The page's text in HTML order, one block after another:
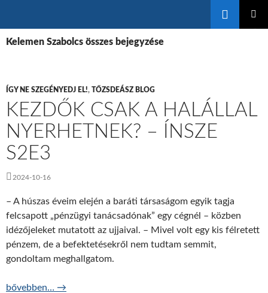
A
Kelemen Szabolcs összes bejegyzése
ÍGY NE SZEGÉNYEDJ EL!, TŐZSDEÁSZ BLOG
KEZDŐK CSAK A HALÁLLAL
NYERHETNEK? – ÍNSZE
S2E3
2024-10-16
– A húszas éveim elején a baráti társaságom egyik tagja
felcsapott „pénzügyi tanácsadónak” egy cégnél – közben
idézőjeleket mutatott az ujjaival. – Mivel volt egy kis félretett
pénzem, de a befektetésekről nem tudtam semmit,
gondoltam meghallgatom.
Kezdők csak a halállal nyerhetnek? – ÍNSZE S2E3
bővebben… →